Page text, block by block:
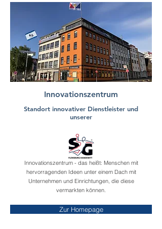
Innovationszentrum
Standort innovativer Dienstleister und
unserer
Innovationszentrum - das heißt: Menschen mit
hervorragenden Ideen unter einem Dach mit
Unternehmen und Einrichtungen, die diese
vermarkten können.
Zur Homepage